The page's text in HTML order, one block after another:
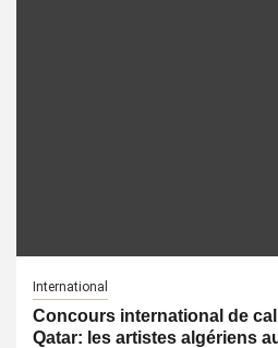
International
Concours international de
Qatar: les artistes algériens